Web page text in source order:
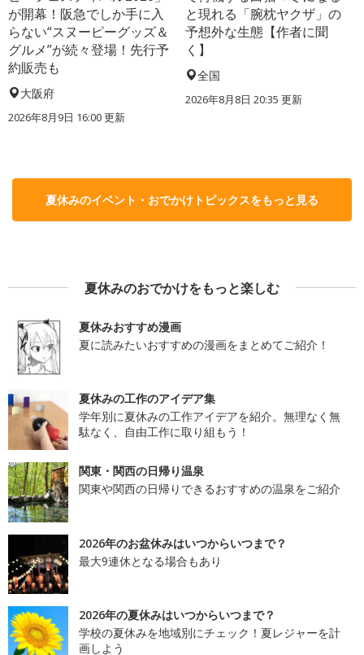
が開幕！阪急でしか手に入
らない“スヌーピーグッズ＆
グルメ”が続々登場！先行予
約販売も
大阪府
2026年8月9日 16:00更新
と現れる「腕枕ヤクザ」の
予想外な生態【作者に聞
く】
全国
2026年8月8日 20:35 更新
夏休みのイベント・おでかけトピックスをもっと見る
夏休みのおでかけをもっと楽しむ
夏休みおすすめ漫画
夏に読みたいおすすめの漫画をまとめてご紹介！
夏休みの工作のアイデア集
学年別に夏休みの工作アイデアを紹介。無理なく無
駄なく、自由工作に取り組もう！
関東・関西の日帰り温泉
関東や関西の日帰りできるおすすめの温泉をご紹介
2026年のお盆休みはいつからいつまで？
最大9連休となる場合もあり
2026年の夏休みはいつからいつまで？
学校の夏休みを地域別にチェック！夏レジャーを計
画しよう